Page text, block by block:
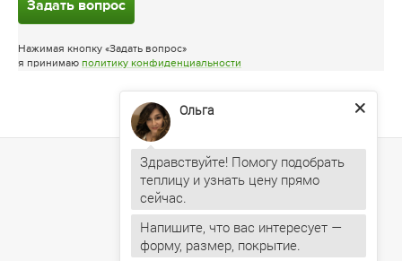
Задать вопрос
Нажимая кнопку «Задать вопрос»
я принимаю политику конфиденциальности
Ольга
Здравствуйте! Помогу подобрать
теплицу и узнать цену прямо
Напишите, что вас интересует —
форму, размер, покрытие.